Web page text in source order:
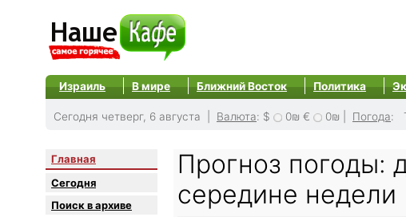
Израиль В мире Ближний Восток Политика
Сегодня четверг, 6 августа | Валюта: $ 0₪ € 0₪ Погода:
Главная
Сегодня
Поиск в архиве
Прогноз погоды:
середине недели